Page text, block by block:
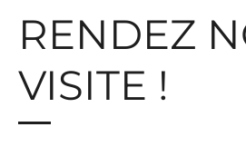
RENDEZ
VISITE !